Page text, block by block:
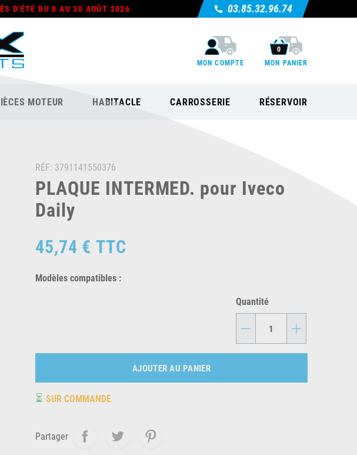
D'ÉTÉ DU 8 AU 30 AOÛT 2026 03.85.32.96.74
MON COMPTE
0
MON PANIER
MOTEUR HABITACLE CARROSSERIE RÉSERVOIR
RÉF: 3791141550376
PLAQUE INTERMED. pour Iveco
Daily
45,74 € TTC
Modèles compatibles :
Quantité
- +
AJOUTER AU PANIER
⏳ SUR COMMANDE
Partager